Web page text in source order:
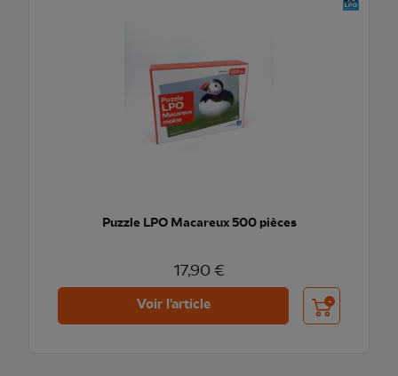
Puzzle LPO Macareux 500 pièces
17,90 €
Voir l'article Ajouter au